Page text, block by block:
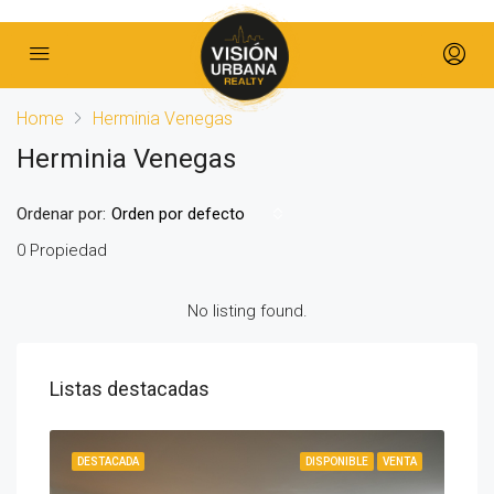
Home Herminia Venegas
Herminia Venegas
0 Propiedad
Ordenar por: Orden por defecto
No listing found.
Listas destacadas
DISPONIBLE VENTA
DESTACADA